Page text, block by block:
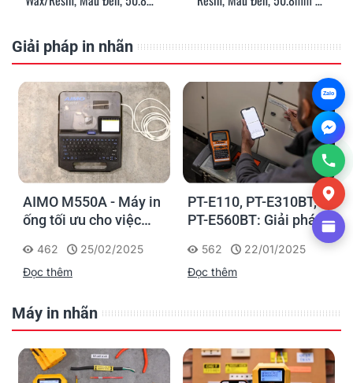
Giải pháp in nhãn
AIMO M550A - Máy in
ống tối ưu cho việc
nhận diện cáp điện,
cáp mạng
462
25/02/2025
Đọc thêm
PT-E110, PT-E310BT,
PT-E560BT: Giải pháp
in nhãn cầm tay công
nghiệp của Brother
562
22/01/2025
Đọc thêm
Máy in nhãn
Zalo